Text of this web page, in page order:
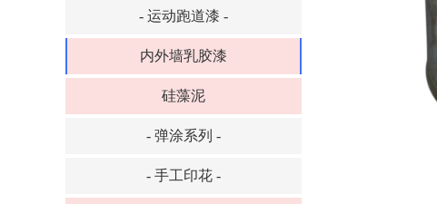
- 运动跑道漆 -
内外墙乳胶漆
硅藻泥
- 弹涂系列 -
- 手工印花 -